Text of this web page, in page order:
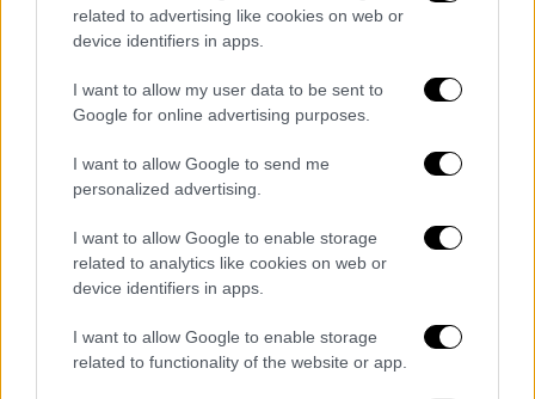
related to advertising like cookies on web or
device identifiers in apps.
I want to allow my user data to be sent to
Google for online advertising purposes.
I want to allow Google to send me
personalized advertising.
I want to allow Google to enable storage
related to analytics like cookies on web or
device identifiers in apps.
I want to allow Google to enable storage
related to functionality of the website or app.
ημέρα του, ξέσπασε με έναυσμα την άνευ
βραχίονα τηςΧαμάςστο νότιο Ισραήλτην 7η
Οκτωβρίου 2023, κατά την οποία έχασαν τη
ζωή τους 1.205 άνθρωποι, στην πλειονότητά
τους άμαχοι, σύμφωνα με καταμέτρηση του
επίσημα ισραηλινά δεδομένα.
Έκτοτε, οι ισραηλινές ένοπλες δυνάμεις
βομβαρδίζουν ακατάπαυστα τη Λωρίδα της
Γάζας,από τους αιθέρες, από τη θάλασσα κι